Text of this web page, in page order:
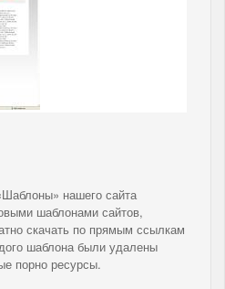
нашего сайта
шаблонами сайтов,
скачать по прямым ссылкам
шаблона были удалены
порно ресурсы.